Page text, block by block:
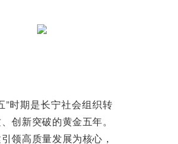
”时期是长宁社会组织转
创新突破的黄金五年。
领高质量发展为核心，